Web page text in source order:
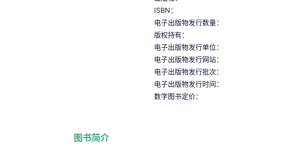
ISBN：
电子出版物发行数量：
版权持有：
电子出版物发行单位：
电子出版物发行网站：
电子出版物发行批次：
电子出版物发行时间：
数字图书定价：
图书简介